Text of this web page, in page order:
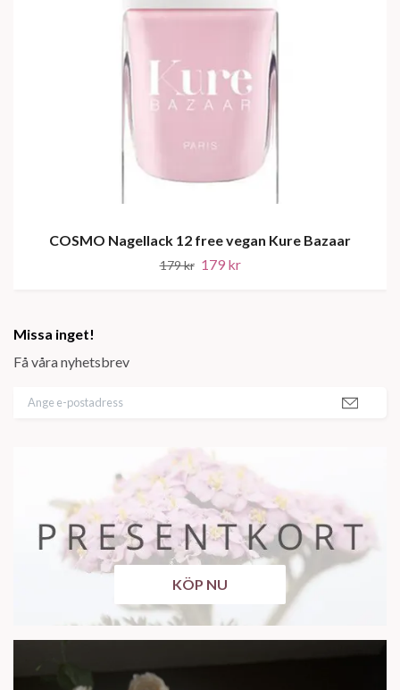
Missa inget!
Få våra nyhetsbrev
KÖP NU
COSMO Nagellack 12 free vegan Kure Bazaar
179 kr 179 kr